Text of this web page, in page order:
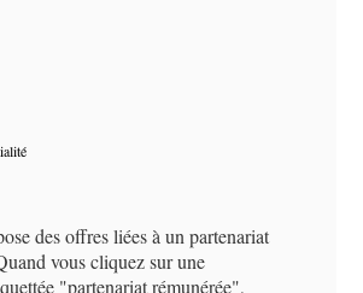
des offres liées à un partenariat
vous cliquez sur une
"partenariat rémunérée",